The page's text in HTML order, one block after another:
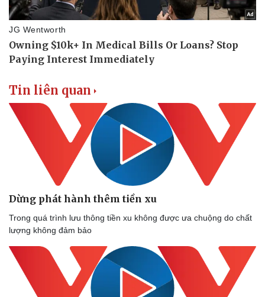
Tin liên quan
Dừng phát hành thêm tiền xu
Trong quá trình lưu thông tiền xu không được ưa chuộng do chất
lượng không đảm bảo